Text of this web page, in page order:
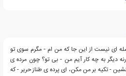
ای نیست از این جا که من ام - مگرم سوی تو
دیگر به چه کار آیم من - بی تو؟ چون مرده ی
- تکیه بر من مکن، ای پرده ی طناز حریر - که